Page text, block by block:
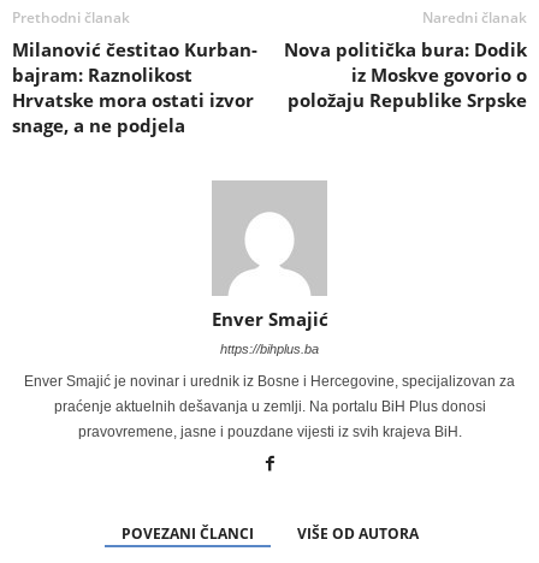
Prethodni članak
Milanović čestitao Kurban-
bajram: Raznolikost
Hrvatske mora ostati izvor
snage, a ne podjela
Naredni članak
Nova politička bura: Dodik
iz Moskve govorio o
položaju Republike Srpske
Enver Smajić
https://bihplus.ba
Enver Smajić je novinar i urednik iz Bosne i Hercegovine, specijalizovan za
praćenje aktuelnih dešavanja u zemlji. Na portalu BiH Plus donosi
pravovremene, jasne i pouzdane vijesti iz svih krajeva BiH.
POVEZANI ČLANCI VIŠE OD AUTORA